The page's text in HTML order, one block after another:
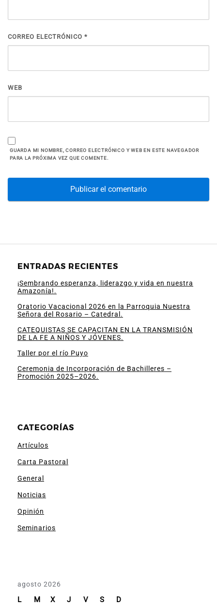
CORREO ELECTRÓNICO *
WEB
GUARDA MI NOMBRE, CORREO ELECTRÓNICO Y WEB EN ESTE NAVEGADOR
PARA LA PRÓXIMA VEZ QUE COMENTE.
ENTRADAS RECIENTES
¡Sembrando esperanza, liderazgo y vida en nuestra
Amazonía!.
Oratorio Vacacional 2026 en la Parroquia Nuestra
Señora del Rosario – Catedral.
CATEQUISTAS SE CAPACITAN EN LA TRANSMISIÓN
DE LA FE A NIÑOS Y JÓVENES.
Taller por el río Puyo
Ceremonia de Incorporación de Bachilleres –
Promoción 2025–2026.
CATEGORÍAS
Artículos
Carta Pastoral
General
Noticias
Opinión
Seminarios
agosto 2026
L M X J V S D